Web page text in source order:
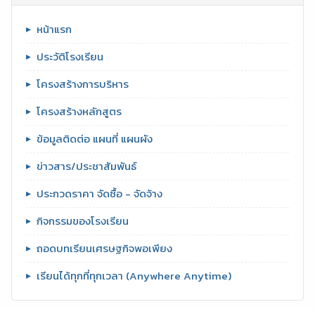
หน้าแรก
ประวัติโรงเรียน
โครงสร้างการบริหาร
โครงสร้างหลักสูตร
ข้อมูลติดต่อ แผนที่ แผนผัง
ข่าวสาร/ประชาสัมพันธ์
ประกวดราคา จัดซื้อ - จัดจ้าง
กิจกรรมของโรงเรียน
ถอดบทเรียนเศรษฐกิจพอเพียง
เรียนได้ทุกที่ทุกเวลา (Anywhere Anytime)